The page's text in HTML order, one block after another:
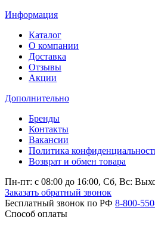
Информация
Каталог
О компании
Доставка
Отзывы
Акции
Дополнительно
Бренды
Контакты
Вакансии
Политика
Возврат и обмен товара
Пн-пт: c 08:00 до 16:00, Сб, Вс:
Заказать обратный звонок
Бесплатный звонок по РФ 8-800-
Способ оплаты